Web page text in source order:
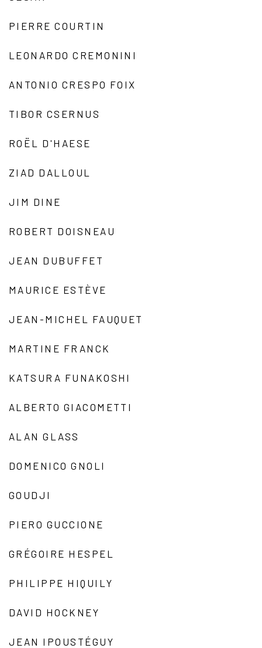
PIERRE COURTIN
LEONARDO CREMONINI
ANTONIO CRESPO FOIX
TIBOR CSERNUS
ROËL D'HAESE
ZIAD DALLOUL
JIM DINE
ROBERT DOISNEAU
JEAN DUBUFFET
MAURICE ESTÈVE
JEAN-MICHEL FAUQUET
MARTINE FRANCK
KATSURA FUNAKOSHI
ALBERTO GIACOMETTI
ALAN GLASS
DOMENICO GNOLI
GOUDJI
PIERO GUCCIONE
GRÉGOIRE HESPEL
PHILIPPE HIQUILY
DAVID HOCKNEY
JEAN IPOUSTÉGUY